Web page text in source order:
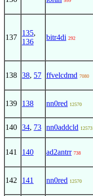
137
135,
136
bitr4di 292
138 38, 57 ffvelcdmd 7080
139 138 nn0red 12570
140 34, 73 nn0addcld 12573
141 140 ad2antrr 738
142 141 nn0red 12570